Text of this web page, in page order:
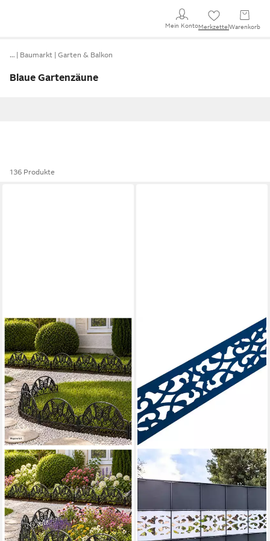
Mein KontoMerkzettel Warenkorb
… Baumarkt Garten & Balkon
Blaue Gartenzäune
136 Produkte